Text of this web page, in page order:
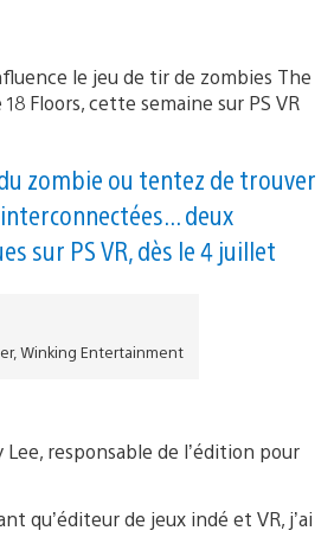
zombie ou tentez de trouver
deux
sur PS VR, dès le 4 juillet
Winking Entertainment
responsable de l’édition pour
qu’éditeur de jeux indé et VR, j’ai